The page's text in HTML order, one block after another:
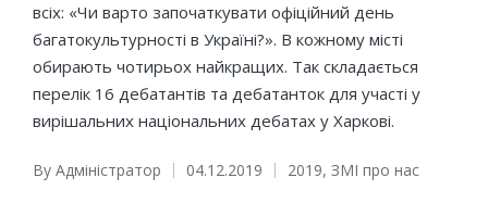
всіх: «Чи варто започаткувати офіційний день
багатокультурності в Україні?». В кожному місті
обирають чотирьох найкращих. Так складається
перелік 16 дебатантів та дебатанток для участі у
вирішальних національних дебатах у Харкові.
Posted
By Адміністратор 04.12.2019
Posted
2019, ЗМІ про нас